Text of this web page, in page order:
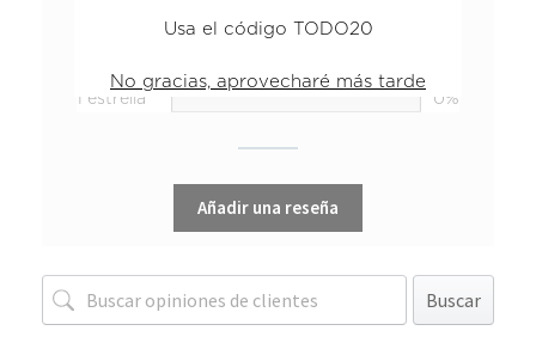
1 estrella
0%
Añadir una reseña
Buscar
Usa el código TODO20
No gracias, aprovecharé más tarde